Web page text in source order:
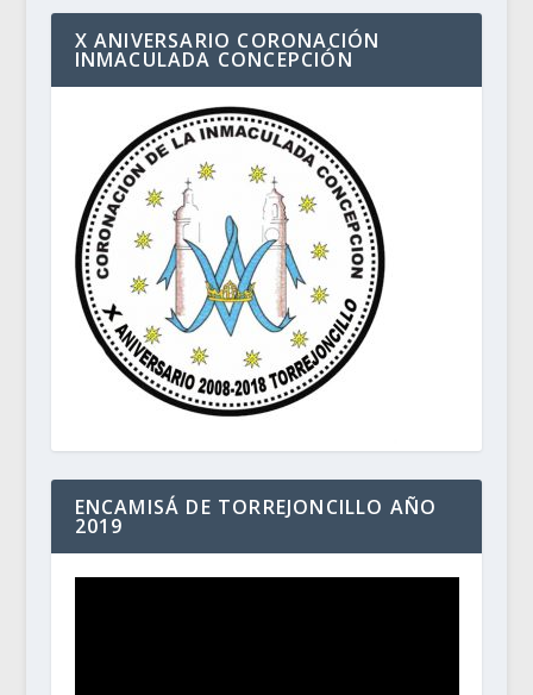
X ANIVERSARIO CORONACIÓN
INMACULADA CONCEPCIÓN
ENCAMISÁ DE TORREJONCILLO AÑO
2019